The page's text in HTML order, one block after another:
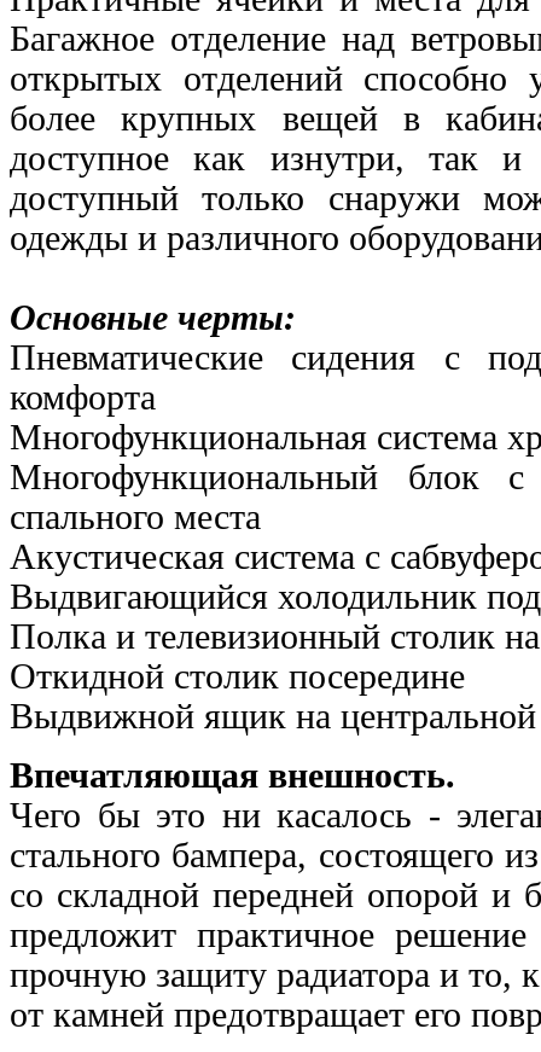
Багажное отделение над
открытых отделений
более крупных вещей в
доступное как изнутри, так
доступныйтолько снаружи
одежды и различного
Основные черты:
Пневматические сидения с
комфорта
Многофункциональная система
Многофункциональный блок
спального места
Акустическая система с
Выдвигающийся холодильник
Полка и телевизионный столик
Откидной столик посередине
Выдвижной ящик на центральной
Впечатляющая внешность.
Чего бы это ни касалось -
стального бампера, cостоящего
со складной передней опорой и
предложит практичное
прочную защиту радиатора и то,
от камней предотвращает его